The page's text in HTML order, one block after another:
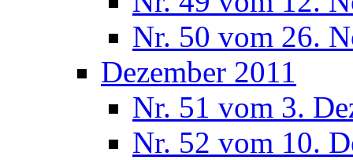
Nr. 50 vom 26.
Dezember 2011
Nr. 51 vom 3.
Nr. 52 vom 10.